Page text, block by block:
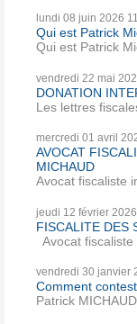
lundi 08 juin 2026
Qui est Patrick
Qui est Patrick
vendredi 22 mai
DONATION
Les lettres
mercredi 01 avril
AVOCAT
MICHAUD
Avocat fiscaliste
jeudi 12 février 2026
FISCALITE DES
Avocat fiscaliste
vendredi 30 janvier
Comment
Patrick